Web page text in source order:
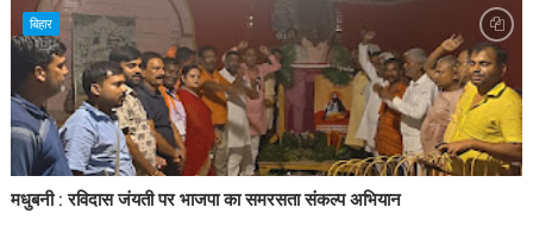
बिहार
मधुबनी : रविदास जंयती पर भाजपा का समरसता संकल्प अभियान